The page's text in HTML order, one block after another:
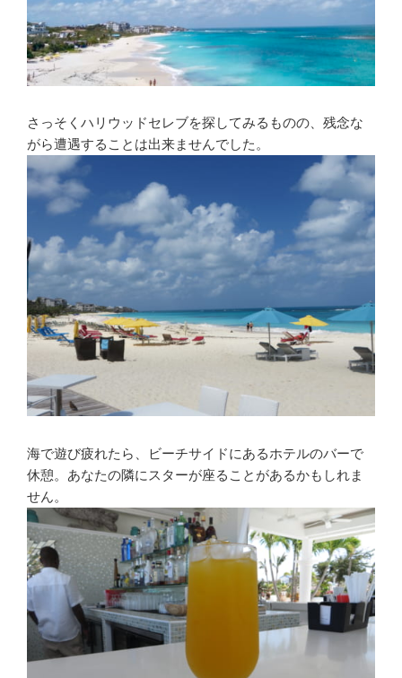
さっそくハリウッドセレブを探してみるものの、残念な
がら遭遇することは出来ませんでした。
海で遊び疲れたら、ビーチサイドにあるホテルのバーで
休憩。あなたの隣にスターが座ることがあるかもしれま
せん。